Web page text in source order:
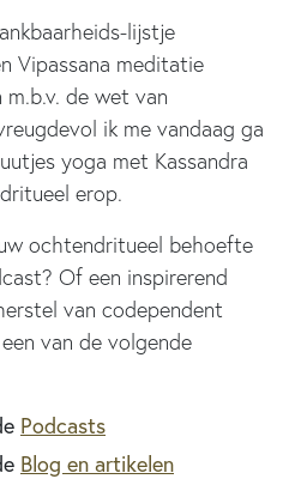
lijstje
Vipassana meditatie
de wet van
ik me vandaag ga
yoga met Kassandra
erop.
ochtendritueel behoefte
Of een inspirerend
van codependent
van de volgende
Podcasts
Blog en artikelen